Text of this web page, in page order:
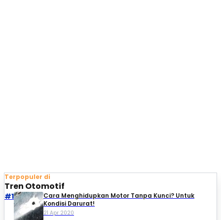
Terpopuler di
Tren Otomotif
#1
Cara Menghidupkan Motor Tanpa Kunci? Untuk
Kondisi Darurat!
21 Apr 2020